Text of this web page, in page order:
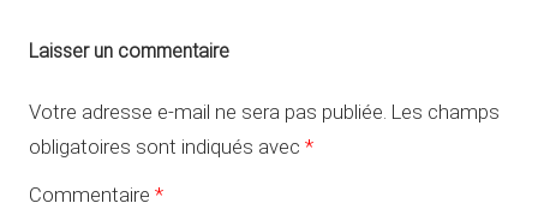
Laisser un commentaire
Votre adresse e-mail ne sera pas publiée. Les champs
obligatoires sont indiqués avec *
Commentaire *